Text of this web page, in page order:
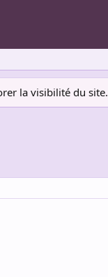
la visibilité du site.